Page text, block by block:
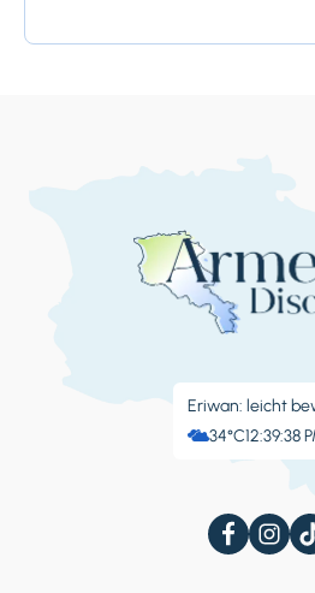
und bietet ihren Bewohnern
berühmt für seine...
Eriwan: leicht
34°C12:39:39